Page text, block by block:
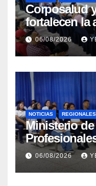
Corposalud
fortalecen la
municipios
06/08/2026
NOTICIAS REGIONALES
Ministerio de
Tuberculosis
06/08/2026